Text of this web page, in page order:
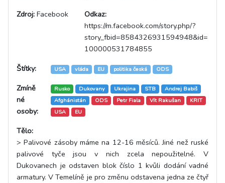
Zdroj: Facebook
Odkaz:
https://m.facebook.com/story.php/?
story_fbid=8584326931594948&id=
100000531784855
Štítky:
USA vláda EU politika česká ODS
Zmíně
né
osoby:
Rusko Dukovany Ukrajina STB
Andrej Babiš
Afghánistán
ODS Petr Fiala Vít Rakušan
KRIT
USA
EU
Tělo:
> Palivové zásoby máme na 12-16 měsíců. Jiné než ruské
palivové tyče jsou v nich zcela nepoužitelné. V
Dukovanech je odstaven blok číslo 1 kvůli dodání vadné
armatury. V Temelíně je pro změnu odstavena jedna ze čtyř